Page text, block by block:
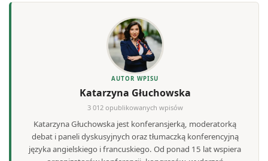
AUTOR WPISU
Katarzyna Głuchowska
3 012 opublikowanych wpisów
Katarzyna Głuchowska jest konferansjerką, moderatorką
debat i paneli dyskusyjnych oraz tłumaczką konferencyjną
języka angielskiego i francuskiego. Od ponad 15 lat wspiera